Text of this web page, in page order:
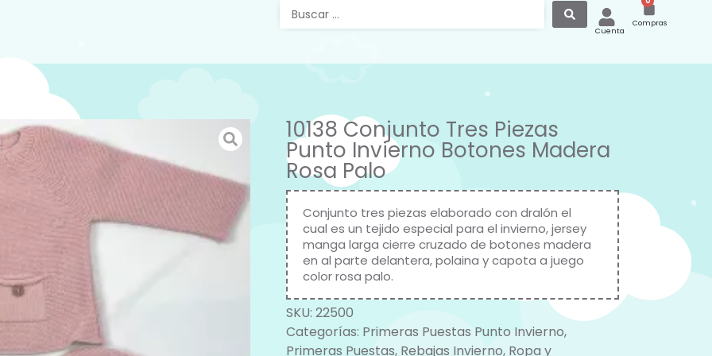
Cuenta
Compras
10138 Conjunto Tres Piezas
Punto Invierno Botones Madera
Rosa Palo
Conjunto tres piezas elaborado con dralón el
cual es un tejido especial para el invierno, jersey
manga larga cierre cruzado de botones madera
en al parte delantera, polaina y capota a juego
color rosa palo.
SKU: 22500
Categorías: Primeras Puestas Punto Invierno,
Primeras Puestas, Rebajas Invierno, Ropa y